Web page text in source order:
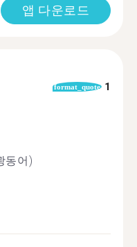
앱 다운로드
format_quote 1
동어)